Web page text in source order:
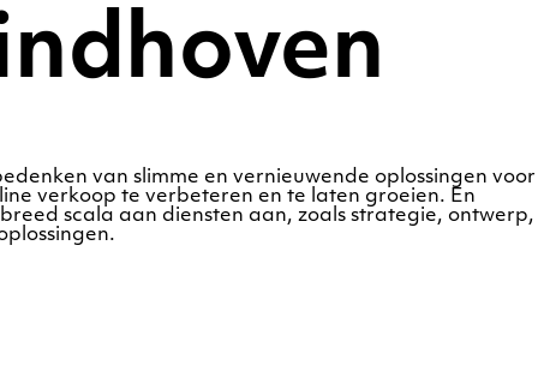
van slimme en vernieuwende oplossingen voor
verkoop te verbeteren en te laten groeien. En
scala aan diensten aan, zoals strategie, ontwerp,